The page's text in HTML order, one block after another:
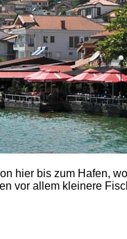
hier bis zum Hafen,
vor allem kleinere